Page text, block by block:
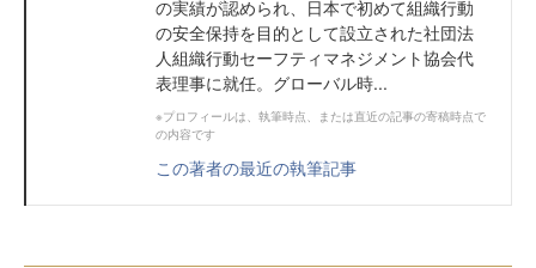
の実績が認められ、日本で初めて組織行動
の安全保持を目的として設立された社団法
人組織行動セーフティマネジメント協会代
表理事に就任。グローバル時...
※プロフィールは、執筆時点、または直近の記事の寄稿時点で
の内容です
この著者の最近の執筆記事